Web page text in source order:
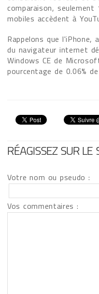
comparaison,
mobiles accèdent à
Rappelons que
du navigateur internet
Windows CE de
pourcentage de 0.06%
RÉAGISSEZ SUR LE
Votre nom ou pseudo :
Vos commentaires :